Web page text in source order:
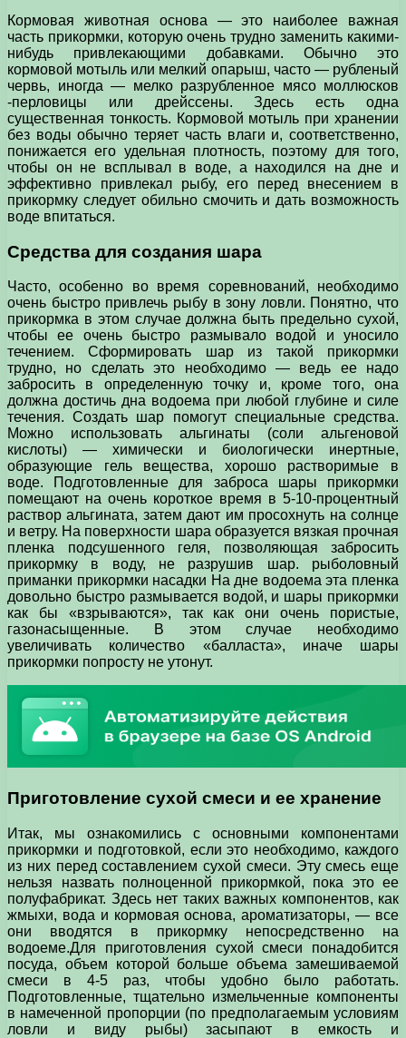
Кормовая животная основа — это наиболее важная
часть прикормки, которую очень трудно заменить какими-
нибудь привлекающими добавками. Обычно это
кормовой мотыль или мелкий опарыш, часто — рубленый
червь, иногда — мелко разрубленное мясо моллюсков
-перловицы или дрейссены. Здесь есть одна
существенная тонкость. Кормовой мотыль при хранении
без воды обычно теряет часть влаги и, соответственно,
понижается его удельная плотность, поэтому для того,
чтобы он не всплывал в воде, а находился на дне и
эффективно привлекал рыбу, его перед внесением в
прикормку следует обильно смочить и дать возможность
воде впитаться.
Средства для создания шара
Часто, особенно во время соревнований, необходимо
очень быстро привлечь рыбу в зону ловли. Понятно, что
прикормка в этом случае должна быть предельно сухой,
чтобы ее очень быстро размывало водой и уносило
течением. Сформировать шар из такой прикормки
трудно, но сделать это необходимо — ведь ее надо
забросить в определенную точку и, кроме того, она
должна достичь дна водоема при любой глубине и силе
течения. Создать шар помогут специальные средства.
Можно использовать альгинаты (соли альгеновой
кислоты) — химически и биологически инертные,
образующие гель вещества, хорошо растворимые в
воде. Подготовленные для заброса шары прикормки
помещают на очень короткое время в 5-10-процентный
раствор альгината, затем дают им просохнуть на солнце
и ветру. На поверхности шара образуется вязкая прочная
пленка подсушенного геля, позволяющая забросить
прикормку в воду, не разрушив шар. рыболовный
приманки прикормки насадки На дне водоема эта пленка
довольно быстро размывается водой, и шары прикормки
как бы «взрываются», так как они очень пористые,
газонасыщенные. В этом случае необходимо
увеличивать количество «балласта», иначе шары
прикормки попросту не утонут.
Приготовление сухой смеси и ее хранение
Итак, мы ознакомились с основными компонентами
прикормки и подготовкой, если это необходимо, каждого
из них перед составлением сухой смеси. Эту смесь еще
нельзя назвать полноценной прикормкой, пока это ее
полуфабрикат. Здесь нет таких важных компонентов, как
жмыхи, вода и кормовая основа, ароматизаторы, — все
они вводятся в прикормку непосредственно на
водоеме.Для приготовления сухой смеси понадобится
посуда, объем которой больше объема замешиваемой
смеси в 4-5 раз, чтобы удобно было работать.
Подготовленные, тщательно измельченные компоненты
в намеченной пропорции (по предполагаемым условиям
ловли и виду рыбы) засыпают в емкость и